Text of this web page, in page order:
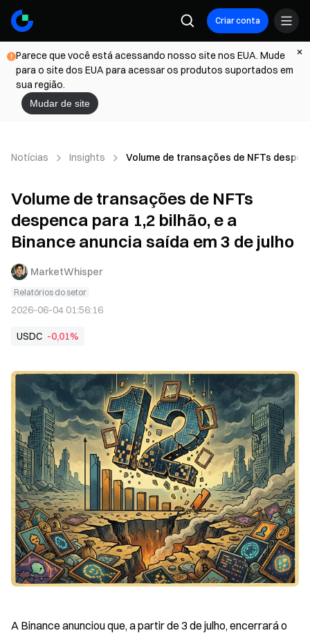
Criar conta
Parece que você está acessando nosso site nos EUA. Mude
para o site dos EUA para acessar os produtos suportados em
sua região.
Mudar de site
Notícias Insights Volume de transações de NFTs
Volume de transações de NFTs
despenca para 1,2 bilhão, e a
Binance anuncia saída em 3 de julho
MarketWhisper
Relatórios do setor
2026-06-04 01:56:16
USDC -0,01%
A Binance anunciou que, a partir de 3 de julho, encerrará o